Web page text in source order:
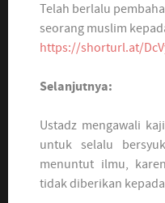
Telah berlalu
https://shorturl.at/
Selanjutnya:
Ustadz mengawali
untuk selalu
menuntut ilmu,
tidak diberikan